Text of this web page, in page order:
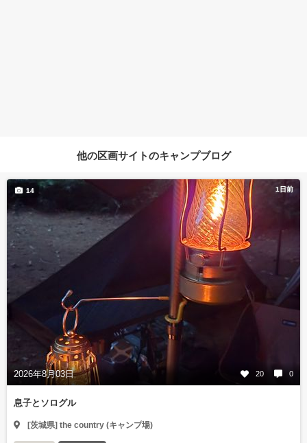
他の区画サイトのキャンプブログ
1日前
2026年8月03日 20 0
14
息子とソログル
[茨城県] the country (キャンプ場)